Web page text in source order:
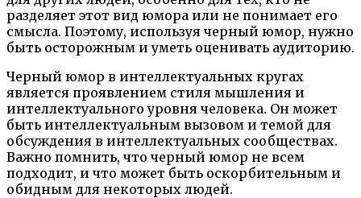
разделяет этот вид юмора или не понимает его
смысла. Поэтому, используя черный юмор, нужно
быть осторожным и уметь оценивать аудиторию.
Черный юмор в интеллектуальных кругах
является проявлением стиля мышления и
интеллектуального уровня человека. Он может
быть интеллектуальным вызовом и темой для
обсуждения в интеллектуальных сообществах.
Важно помнить, что черный юмор не всем
подходит, и что может быть оскорбительным и
обидным для некоторых людей.